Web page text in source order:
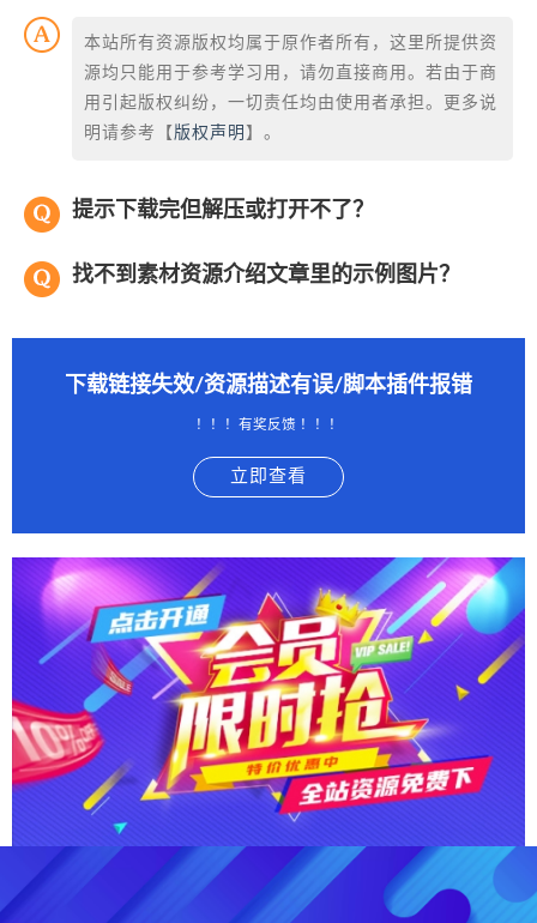
本站所有资源版权均属于原作者所有，这里所提供资
源均只能用于参考学习用，请勿直接商用。若由于商
用引起版权纠纷，一切责任均由使用者承担。更多说
明请参考【 版权声明 】。
提示下载完但解压或打开不了？
找不到素材资源介绍文章里的示例图片？
下载链接失效/资源描述有误/脚本插件报错
！！！有奖反馈 ！！！
立即查看